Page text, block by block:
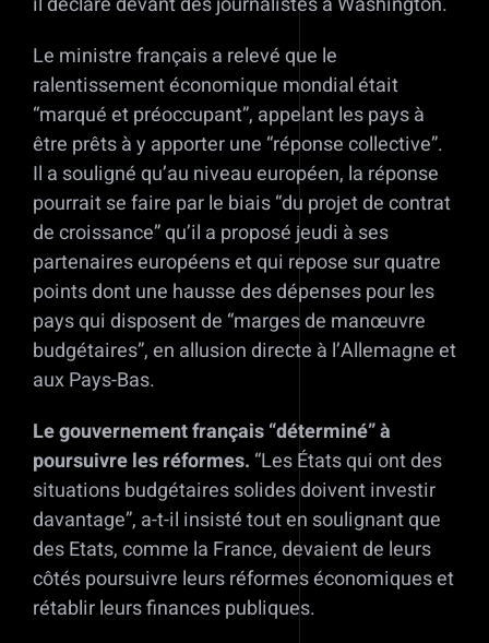
Le ministre français a relevé que le
ralentissement économique mondial était
“marqué et préoccupant”, appelant les pays à
être prêts à y apporter une “réponse collective”.
Il a souligné qu’au niveau européen, la réponse
pourrait se faire par le biais “du projet de contrat
de croissance” qu’il a proposé jeudi à ses
partenaires européens et qui repose sur quatre
points dont une hausse des dépenses pour les
pays qui disposent de “marges de manœuvre
budgétaires”, en allusion directe à l’Allemagne et
aux Pays-Bas.
Le gouvernement français “déterminé” à
poursuivre les réformes. “Les États qui ont des
situations budgétaires solides doivent investir
davantage”, a-t-il insisté tout en soulignant que
des Etats, comme la France, devaient de leurs
côtés poursuivre leurs réformes économiques et
rétablir leurs finances publiques.